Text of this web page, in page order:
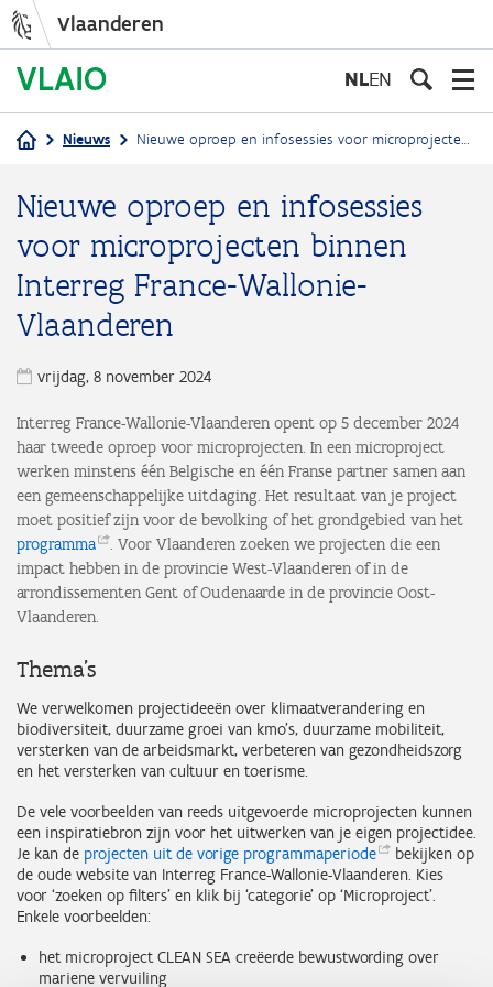
Vlaanderen
NLEN
Nieuws Nieuwe oproep en infosessies voor microprojecten binnen Interreg France-Wallonie-Vlaanderen
Nieuwe oproep en infosessies
voor microprojecten binnen
Interreg France-Wallonie-
Vlaanderen
vrijdag, 8 november 2024
Interreg France-Wallonie-Vlaanderen opent op 5 december 2024
haar tweede oproep voor microprojecten. In een microproject
werken minstens één Belgische en één Franse partner samen aan
een gemeenschappelijke uitdaging. Het resultaat van je project
moet positief zijn voor de bevolking of het grondgebied van het
programma
. Voor Vlaanderen zoeken we projecten die een
impact hebben in de provincie West-Vlaanderen of in de
arrondissementen Gent of Oudenaarde in de provincie Oost-
Vlaanderen.
Thema’s
We verwelkomen projectideeën over klimaatverandering en
biodiversiteit, duurzame groei van kmo’s, duurzame mobiliteit,
versterken van de arbeidsmarkt, verbeteren van gezondheidszorg
en het versterken van cultuur en toerisme.
De vele voorbeelden van reeds uitgevoerde microprojecten kunnen
een inspiratiebron zijn voor het uitwerken van je eigen projectidee.
Je kan de projecten uit de vorige programmaperiode
bekijken op
de oude website van Interreg France-Wallonie-Vlaanderen. Kies
voor ‘zoeken op filters’ en klik bij ‘categorie’ op ‘Microproject’.
Enkele voorbeelden:
het microproject CLEAN SEA creëerde bewustwording over
mariene vervuiling